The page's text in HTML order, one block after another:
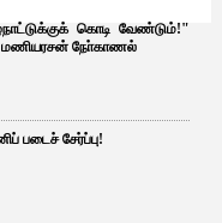
கொடி வேண்டும்!"
மணியரசன் நோ்காணல்
படைச் சேர்ப்பு!